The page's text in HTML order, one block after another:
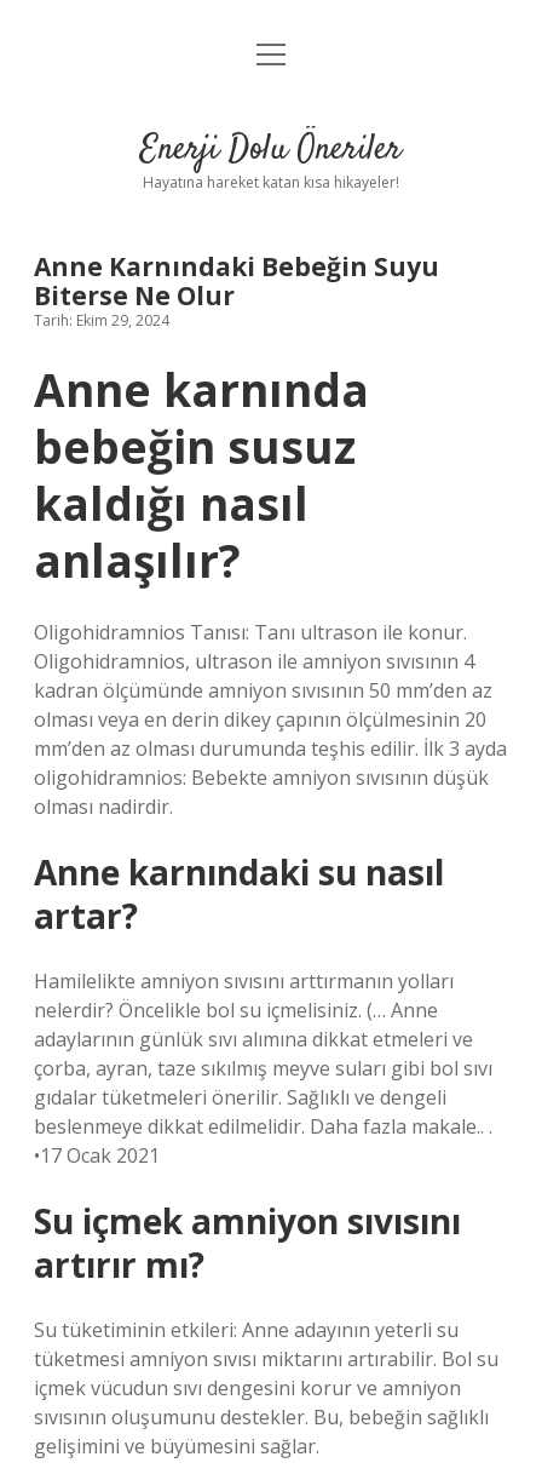
Anasayfa
Yasal Uyarı
menüyü
Enerji Dolu Öneriler
Hayatına hareket katan kısa hikayeler!
Anne Karnındaki Bebeğin Suyu
Biterse Ne Olur
Tarih: Ekim 29, 2024
Anne karnında
bebeğin susuz
kaldığı nasıl
anlaşılır?
Oligohidramnios Tanısı: Tanı ultrason ile konur.
Oligohidramnios, ultrason ile amniyon sıvısının 4
kadran ölçümünde amniyon sıvısının 50 mm’den az
olması veya en derin dikey çapının ölçülmesinin 20
mm’den az olması durumunda teşhis edilir. İlk 3 ayda
oligohidramnios: Bebekte amniyon sıvısının düşük
olması nadirdir.
Anne karnındaki su nasıl
artar?
Hamilelikte amniyon sıvısını arttırmanın yolları
nelerdir? Öncelikle bol su içmelisiniz. (… Anne
adaylarının günlük sıvı alımına dikkat etmeleri ve
çorba, ayran, taze sıkılmış meyve suları gibi bol sıvı
gıdalar tüketmeleri önerilir. Sağlıklı ve dengeli
beslenmeye dikkat edilmelidir. Daha fazla makale.. .
•17 Ocak 2021
Su içmek amniyon sıvısını
artırır mı?
Su tüketiminin etkileri: Anne adayının yeterli su
tüketmesi amniyon sıvısı miktarını artırabilir. Bol su
içmek vücudun sıvı dengesini korur ve amniyon
sıvısının oluşumunu destekler. Bu, bebeğin sağlıklı
gelişimini ve büyümesini sağlar.